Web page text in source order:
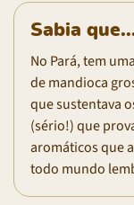
Sabia
No Pará, tem
de mandioca
que sustentava
(sério!) que
aromáticos que
todo mundo